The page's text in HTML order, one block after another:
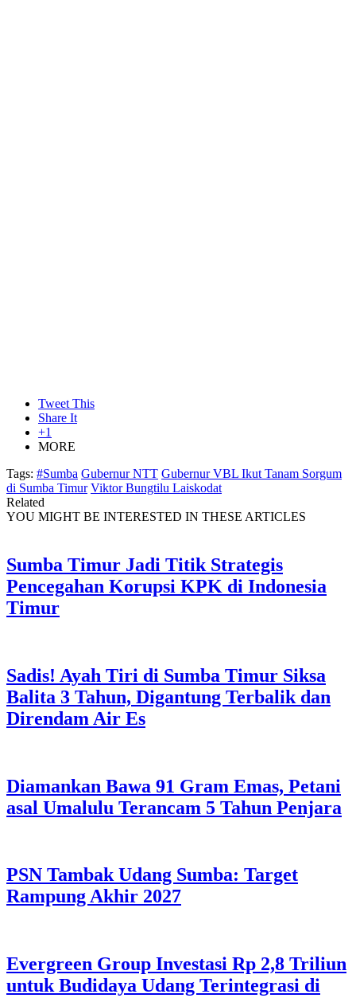
Tweet This
Share It
+1
MORE
Tags: #Sumba Gubernur NTT Gubernur VBL Ikut Tanam Sorgum
di Sumba Timur Viktor Bungtilu Laiskodat
Related
YOU MIGHT BE INTERESTED IN THESE ARTICLES
Sumba Timur Jadi Titik Strategis
Pencegahan Korupsi KPK di Indonesia
Timur
Sadis! Ayah Tiri di Sumba Timur Siksa
Balita 3 Tahun, Digantung Terbalik dan
Direndam Air Es
Diamankan Bawa 91 Gram Emas, Petani
asal Umalulu Terancam 5 Tahun Penjara
PSN Tambak Udang Sumba: Target
Rampung Akhir 2027
Evergreen Group Investasi Rp 2,8 Triliun
untuk Budidaya Udang Terintegrasi di